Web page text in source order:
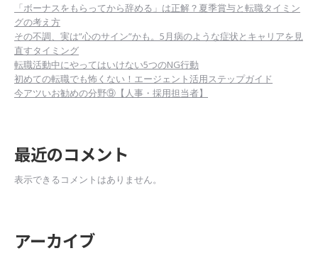
「ボーナスをもらってから辞める」は正解？夏季賞与と転職タイミン
グの考え方
その不調、実は”心のサイン”かも。5月病のような症状とキャリアを見
直すタイミング
転職活動中にやってはいけない5つのNG行動
初めての転職でも怖くない！エージェント活用ステップガイド
今アツいお勧めの分野⑨【人事・採用担当者】
最近のコメント
表示できるコメントはありません。
アーカイブ